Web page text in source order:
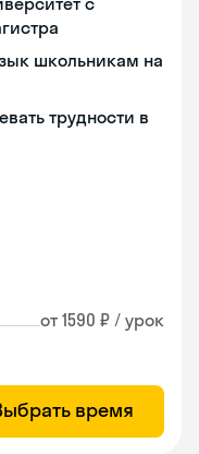
школьникам на
трудности в
от 1590 ₽ / урок
время